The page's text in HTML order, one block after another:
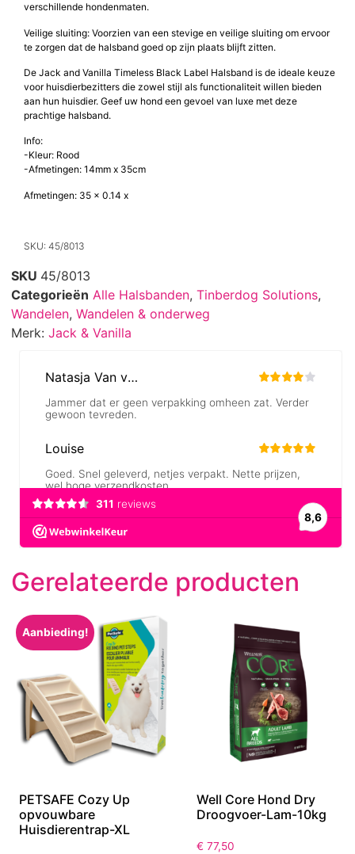
verschillende hondenmaten.
Veilige sluiting: Voorzien van een stevige en veilige sluiting om ervoor
te zorgen dat de halsband goed op zijn plaats blijft zitten.
De Jack and Vanilla Timeless Black Label Halsband is de ideale keuze
voor huisdierbezitters die zowel stijl als functionaliteit willen bieden
aan hun huisdier. Geef uw hond een gevoel van luxe met deze
prachtige halsband.
Info:
-Kleur: Rood
-Afmetingen: 14mm x 35cm
Afmetingen: 35 x 0.14 x
SKU: 45/8013
SKU 45/8013
Categorieën Alle Halsbanden, Tinberdog Solutions,
Wandelen, Wandelen & onderweg
Merk: Jack & Vanilla
Gerelateerde producten
Aanbieding!
PETSAFE Cozy Up
opvouwbare
Huisdierentrap-XL
Well Core Hond Dry
Droogvoer-Lam-10kg
€ 77,50